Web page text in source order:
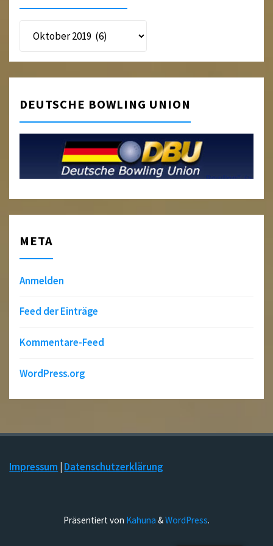
Beitragsarchiv
DEUTSCHE BOWLING UNION
META
Anmelden
Feed der Einträge
Kommentare-Feed
WordPress.org
Impressum | Datenschutzerklärung
Präsentiert von Kahuna &WordPress.